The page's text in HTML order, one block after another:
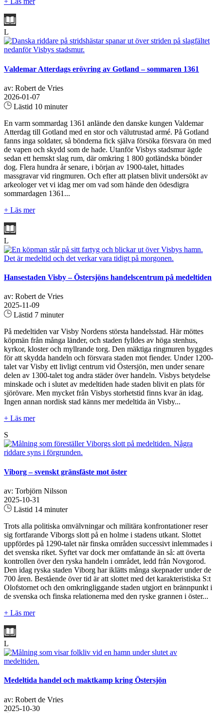
L
Valdemar Atterdags erövring av Gotland – sommaren 1361
av: Robert de Vries
2026-01-07
Lästid 10 minuter
En varm sommardag 1361 anlände den danske kungen Valdemar
Atterdag till Gotland med en stor och välutrustad armé. På Gotland
fanns inga soldater, så bönderna fick själva försöka försvara ön med
de vapen och skydd som de hade. Utanför Visbys stadsmur ägde
sedan ett hemskt slag rum, där omkring 1 800 gotländska bönder
dog. Flera hundra år senare, i början av 1900-talet, hittades
massgravar vid ringmuren. Och efter att platsen blivit undersökt av
arkeologer vet vi idag mer om vad som hände den ödesdigra
sommardagen 1361...
+ Läs mer
L
Hansestaden Visby – Östersjöns handelscentrum på medeltiden
av: Robert de Vries
2025-11-09
Lästid 7 minuter
På medeltiden var Visby Nordens största handelsstad. Här möttes
köpmän från många länder, och staden fylldes av höga stenhus,
kyrkor, kloster och myllrande torg. Den mäktiga ringmuren byggdes
för att skydda handeln och försvara staden mot fiender. Under 1200-
talet var Visby ett livligt centrum vid Östersjön, men under senare
delen av 1300-talet tog andra städer över handeln. Visbys betydelse
minskade och i slutet av medeltiden hade staden blivit en plats för
sjörövare. Men mycket från Visbys storhetstid finns kvar än idag.
Ingen annan nordisk stad känns mer medeltida än Visby...
+ Läs mer
S
Viborg – svenskt gränsfäste mot öster
av: Torbjörn Nilsson
2025-10-31
Lästid 14 minuter
Trots alla politiska omvälvningar och militära konfrontationer reser
sig fortfarande Viborgs slott på en holme i stadens utkant. Slottet
uppfördes på 1290-talet när finska områden successivt inlemmades i
det svenska riket. Syftet var dock mer omfattande än så: att överta
kontrollen över den ryska handeln i området, ledd från Novgorod.
Den idag ryska staden Viborg har iklätts många skepnader under de
700 åren. Bestående över tid är att slottet med det karakteristiska S:t
Olofstornet och den omkringliggande staden utgjort en brännpunkt i
de svenska och finska relationerna med den ryske grannen i öster...
+ Läs mer
L
Medeltida handel och maktkamp kring Östersjön
av: Robert de Vries
2025-10-30